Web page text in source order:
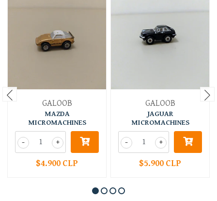
GALOOB
MAZDA
MICROMACHINES
+
-
$4.900 CLP
GALOOB
JAGUAR
MICROMACHINES
+
-
$5.900 CLP